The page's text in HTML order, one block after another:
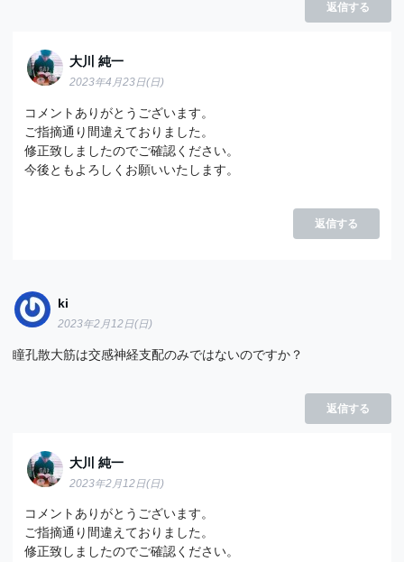
返信する
大川 純一
2023年4月23日(日)
コメントありがとうございます。
ご指摘通り間違えておりました。
修正致しましたのでご確認ください。
今後ともよろしくお願いいたします。
返信する
ki
2023年2月12日(日)
瞳孔散大筋は交感神経支配のみではないのですか？
返信する
大川 純一
2023年2月12日(日)
コメントありがとうございます。
ご指摘通り間違えておりました。
修正致しましたのでご確認ください。